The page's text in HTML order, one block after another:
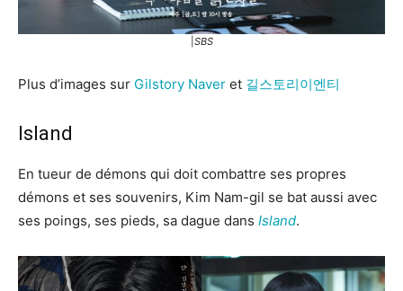
SBS
Plus d’images sur Gilstory Naver et 길스토리이엔티
Island
En tueur de démons qui doit combattre ses propres
démons et ses souvenirs, Kim Nam-gil se bat aussi avec
ses poings, ses pieds, sa dague dans Island.